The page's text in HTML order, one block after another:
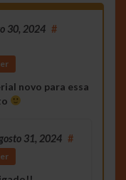
30, 2024 #
novo para essa
31, 2024 #